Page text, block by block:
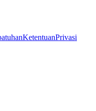
KetentuanPrivasi